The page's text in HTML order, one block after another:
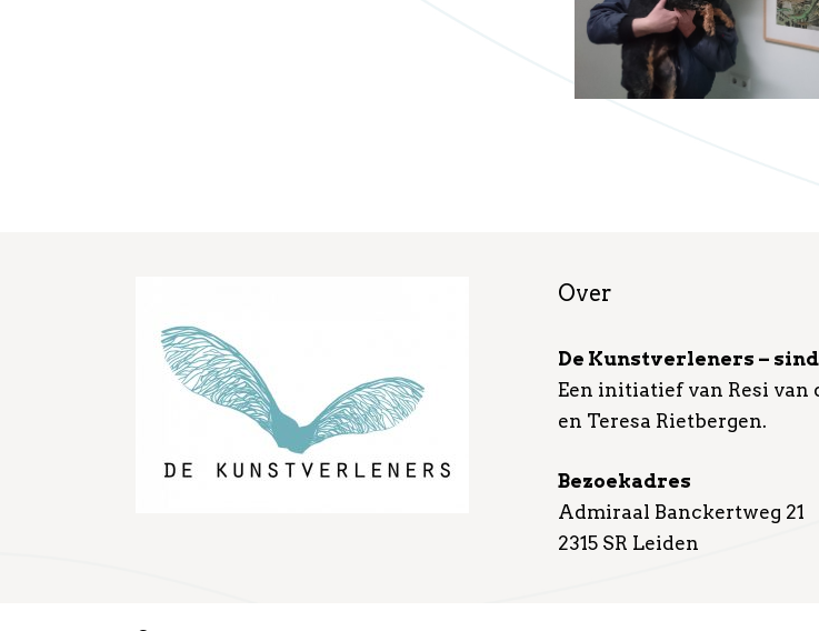
Over
De Kunstverleners –
Een initiatief van Resi van
en Teresa Rietbergen.
Bezoekadres
Admiraal Banckertweg 21
2315 SR Leiden